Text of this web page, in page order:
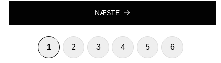
NÆSTE
1 2 3 4 5 6